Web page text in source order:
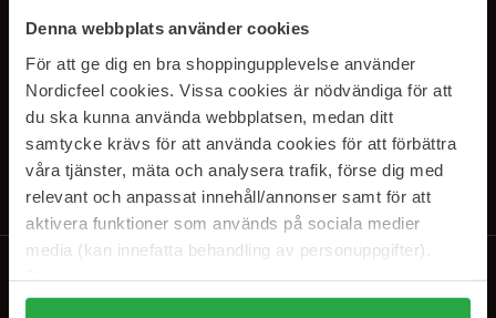
Denna webbplats använder cookies
För att ge dig en bra shoppingupplevelse använder
Nordicfeel cookies. Vissa cookies är nödvändiga för att
du ska kunna använda webbplatsen, medan ditt
samtycke krävs för att använda cookies för att förbättra
våra tjänster, mäta och analysera trafik, förse dig med
relevant och anpassat innehåll/annonser samt för att
aktivera funktioner som används på sociala medier
media (kan innefatta behandling av personuppgifter).
Genom att trycka på "Tillåt alla cookies" accepterar du
SUBSCRIBE TO OUR
NEWSLETTER
E-mail
Ved at abonnere accepterer du voresprivatlivspolitik. Afmeld til enhver